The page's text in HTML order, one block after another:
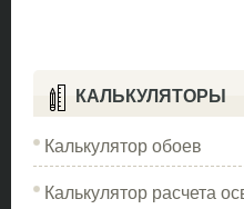
КАЛЬКУЛЯТОРЫ
Калькулятор обоев
Калькулятор расчета